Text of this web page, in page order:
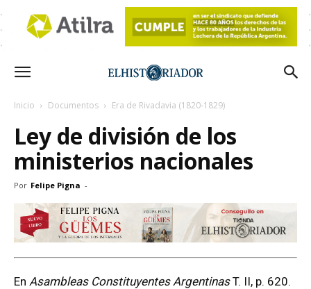
Inicio Documentos Era de Rivadavia (1820-1829)
Ley de división de los
ministerios nacionales
Por Felipe Pigna -
En Asambleas Constituyentes ArgentinasT. II, p. 620.